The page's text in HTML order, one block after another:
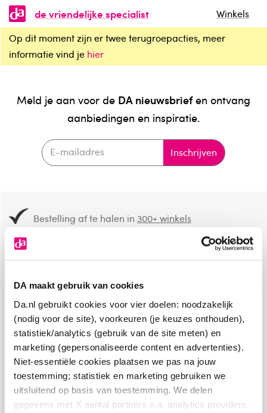
DA maakt gebruik van cookies
Da.nl gebruikt cookies voor vier doelen: noodzakelijk
(nodig voor de site), voorkeuren (je keuzes onthouden),
statistiek/analytics (gebruik van de site meten) en
marketing (gepersonaliseerde content en advertenties).
Niet-essentiële cookies plaatsen we pas na jouw
toestemming; statistiek en marketing gebruiken we
uitsluitend op basis van toestemming. We delen
gegevens met X aantal partners o.a. analytics providers,
de vriendelijke specialist
Winkels
Op dit moment zijn er twee terugroepacties, meer
informatie vind je hier
Meld je aan voor de DA nieuwsbriefen ontvang
aanbiedingen en inspiratie.
Inschrijven
Bestelling af te halen in300+ winkels
8.6 uit4.106 reviews
Over DA
Klantenservice
Assortiment
VolgDAop: